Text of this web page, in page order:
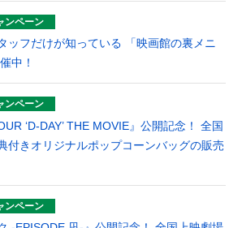
ンペーン
ッフだけが知っている 「映画館の裏メニ
中！
ンペーン
‘D-DAY’ THE MOVIE』公開記念！ 全国
付きオリジナルポップコーンバッグの販売
ンペーン